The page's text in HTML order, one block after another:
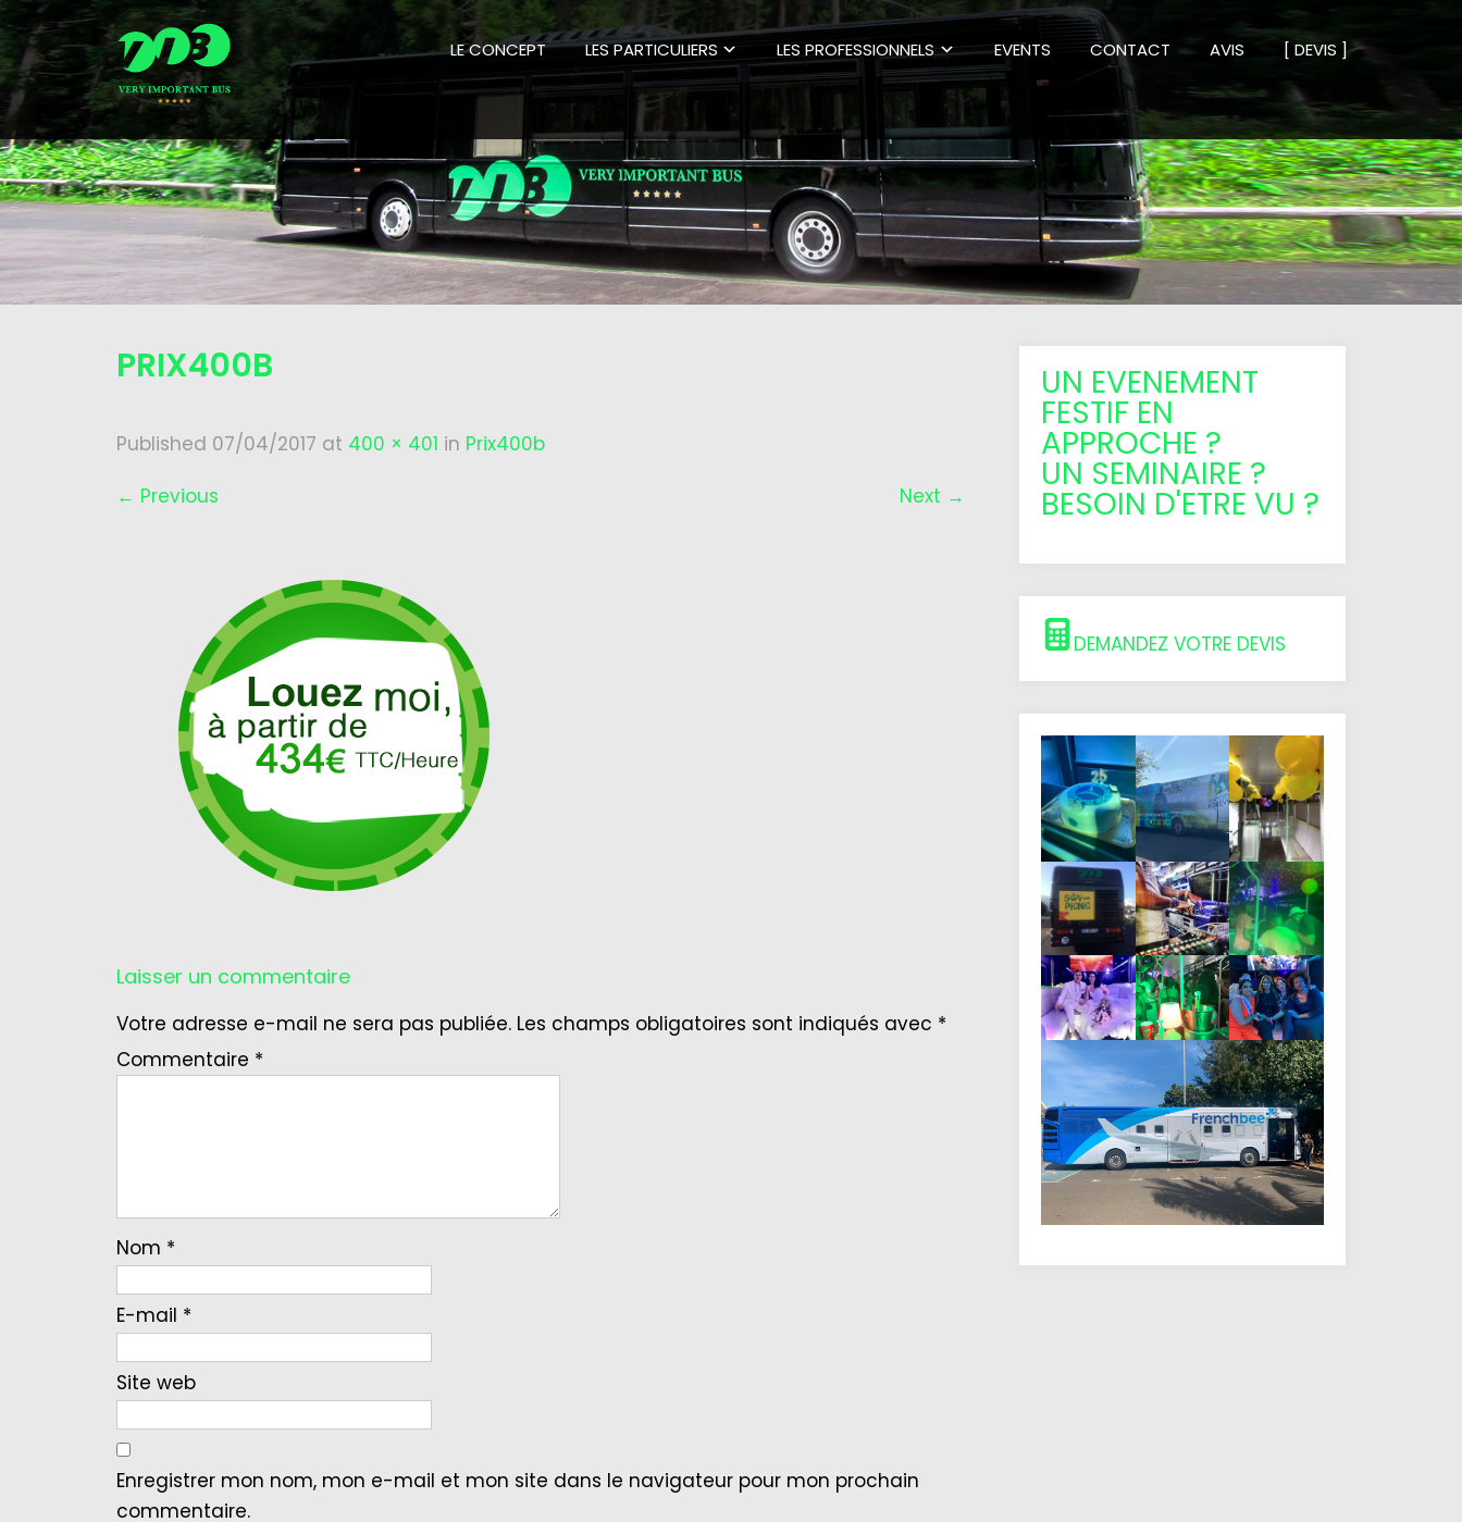
LE CONCEPT LES PARTICULIERS LES PROFESSIONNELS EVENTS CONTACT AVIS [ DEVIS ]
PRIX400B
Published 07/04/2017 at 400 × 401 in Prix400b
← Previous Next →
Laisser un commentaire
Votre adresse e-mail ne sera pas publiée. Les champs obligatoires sont indiqués avec *
Commentaire *
Nom *
E-mail *
Site web
Enregistrer mon nom, mon e-mail et mon site dans le navigateur pour mon prochain
commentaire.
UN EVENEMENT
FESTIF EN
APPROCHE ?
UN SEMINAIRE ?
BESOIN D'ETRE VU ?
DEMANDEZ VOTRE DEVIS